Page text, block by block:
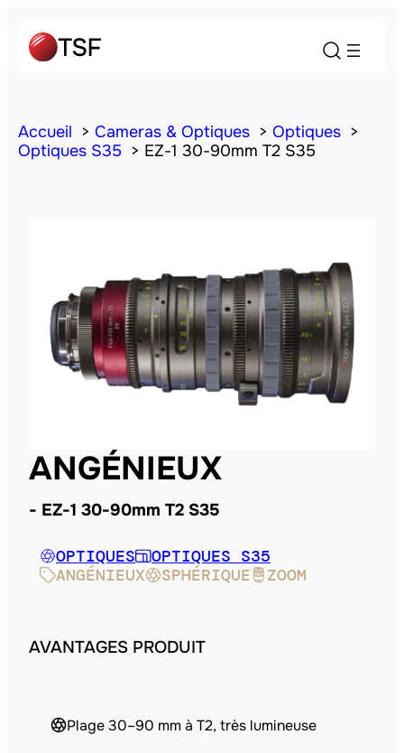
Accueil Cameras & Optiques
Optiques
Optiques S35
EZ-1 30-90mm T2 S35
ANGÉNIEUX
EZ-1 30-90mm T2 S35
OPTIQUES
OPTIQUES S35
ANGÉNIEUX
SPHÉRIQUE ZOOM
AVANTAGES PRODUIT
Plage 30–90 mm à T2, très lumineuse